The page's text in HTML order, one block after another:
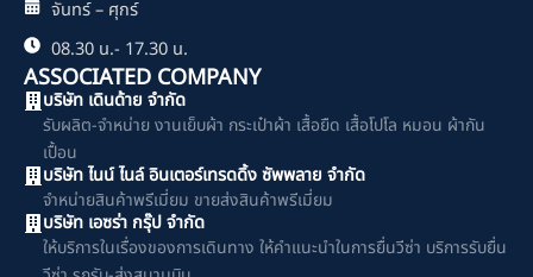
จันทร์ – ศุกร์
08.30 น.- 17.30 น.
ASSOCIATED COMPANY
บริษัท เดินด้าย จำกัด
รับผลิต-จำหน่าย งานเย็บผ้า กระเป๋าผ้า เสื้อยืด เสื้อโปโล หมอน ผ้ากัน
เปื้อน
บริษัท ไนน์ ไนล์ อินเตอร์เทรดดิ้ง ซัพพลาย จำกัด
จำหน่ายสินค้าพรีเมี่ยม ขายส่งสินค้าพรีเมี่ยม
บริษัท เอซร่า กรุ๊ป จำกัด
ให้บริการในเรื่องของการเดินทาง ให้คำแนะนำในการยื่นวีซ่า บริการรับยื่น